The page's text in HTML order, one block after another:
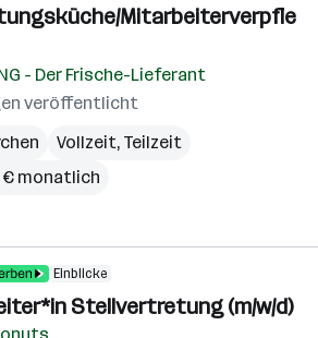
Mitarbeiterverpfle
- Der Frische-Lieferant
veröffentlicht
Vollzeit, Teilzeit
€ monatlich
Einblicke
Stellvertretung (m/w/d)